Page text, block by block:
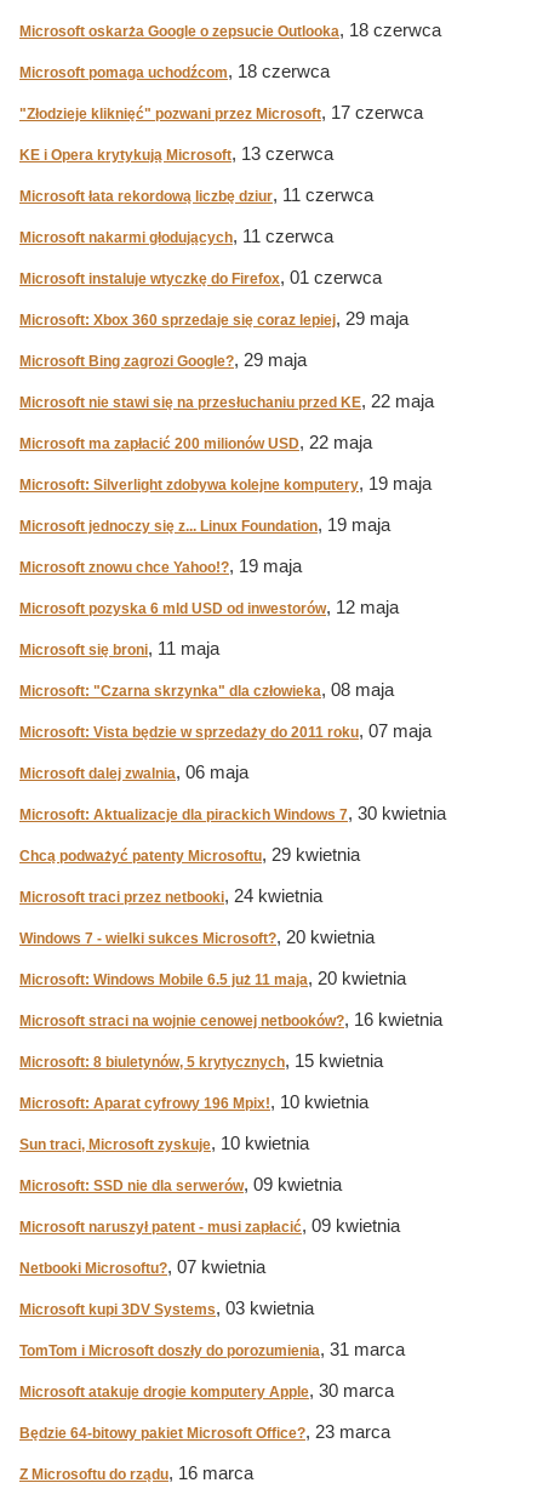
Microsoft oskarża Google o zepsucie Outlooka, 18 czerwca
Microsoft pomaga uchodźcom, 18 czerwca
"Złodzieje kliknięć" pozwani przez Microsoft, 17 czerwca
KE i Opera krytykują Microsoft, 13 czerwca
Microsoft łata rekordową liczbę dziur, 11 czerwca
Microsoft nakarmi głodujących, 11 czerwca
Microsoft instaluje wtyczkę do Firefox, 01 czerwca
Microsoft: Xbox 360 sprzedaje się coraz lepiej, 29 maja
Microsoft Bing zagrozi Google?, 29 maja
Microsoft nie stawi się na przesłuchaniu przed KE, 22 maja
Microsoft ma zapłacić 200 milionów USD, 22 maja
Microsoft: Silverlight zdobywa kolejne komputery, 19 maja
Microsoft jednoczy się z... Linux Foundation, 19 maja
Microsoft znowu chce Yahoo!?, 19 maja
Microsoft pozyska 6 mld USD od inwestorów, 12 maja
Microsoft się broni, 11 maja
Microsoft: "Czarna skrzynka" dla człowieka, 08 maja
Microsoft: Vista będzie w sprzedaży do 2011 roku, 07 maja
Microsoft dalej zwalnia, 06 maja
Microsoft: Aktualizacje dla pirackich Windows 7, 30 kwietnia
Chcą podważyć patenty Microsoftu, 29 kwietnia
Microsoft traci przez netbooki, 24 kwietnia
Windows 7 - wielki sukces Microsoft?, 20 kwietnia
Microsoft: Windows Mobile 6.5 już 11 maja, 20 kwietnia
Microsoft straci na wojnie cenowej netbooków?, 16 kwietnia
Microsoft: 8 biuletynów, 5 krytycznych, 15 kwietnia
Microsoft: Aparat cyfrowy 196 Mpix!, 10 kwietnia
Sun traci, Microsoft zyskuje, 10 kwietnia
Microsoft: SSD nie dla serwerów, 09 kwietnia
Microsoft naruszył patent - musi zapłacić, 09 kwietnia
Netbooki Microsoftu?, 07 kwietnia
Microsoft kupi 3DV Systems, 03 kwietnia
TomTom i Microsoft doszły do porozumienia, 31 marca
Microsoft atakuje drogie komputery Apple, 30 marca
Będzie 64-bitowy pakiet Microsoft Office?, 23 marca
Z Microsoftu do rządu, 16 marca